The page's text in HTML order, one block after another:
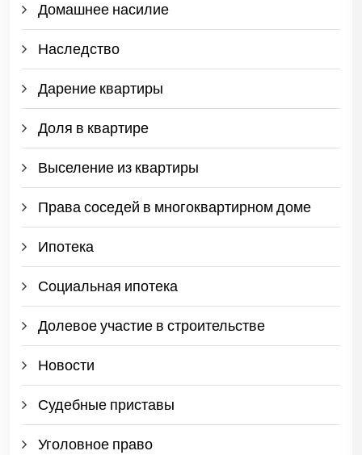
Домашнее насилие
Наследство
Дарение квартиры
Доля в квартире
Выселение из квартиры
Права соседей в многоквартирном доме
Ипотека
Социальная ипотека
Долевое участие в строительстве
Новости
Судебные приставы
Уголовное право